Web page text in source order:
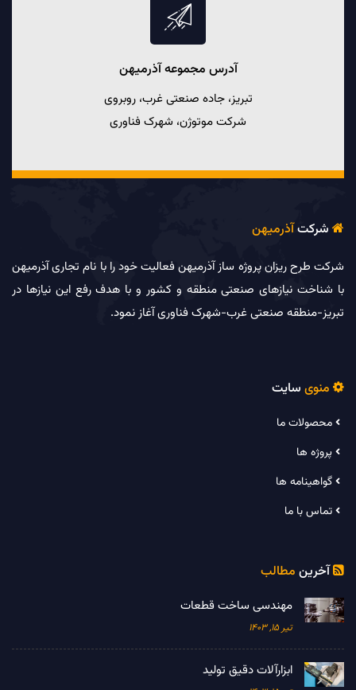
آدرس مجموعه آذرميهن
تبریز، جاده صنعتی غرب، روبروی
شرکت موتوژن، شهرک فناوری
 شرکتآذرمیهن
شرکت طرح­ ریزان پروژه ساز آذرمیهن فعالیت خود را با نام تجاری آذرمیهن
با شناخت نیازهای صنعتی منطقه و کشور و با هدف رفع این نیازها در
تبریز-منطقه صنعتی غرب-شهرک فناوری آغاز نمود.
 منوی سایت
محصولات ما
پروژه ها
گواهینامه ها
تماس با ما
آخرین مطالب
مهندسی ساخت قطعات
تیر 15, 1403
ابزارآلات دقیق تولید